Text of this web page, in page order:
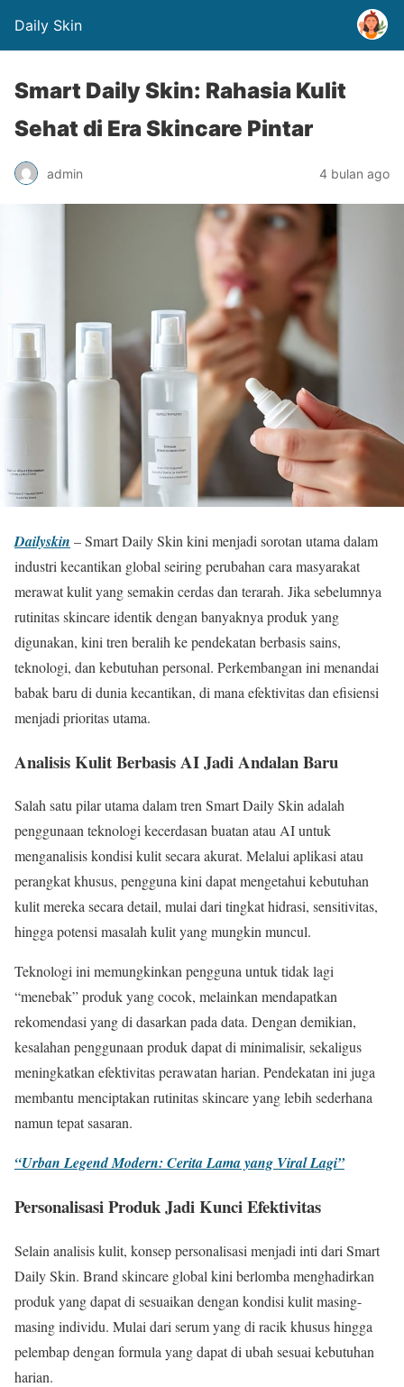
Daily Skin
Smart Daily Skin: Rahasia Kulit
Sehat di Era Skincare Pintar
admin 4 bulan ago
Dailyskin – Smart Daily Skin kini menjadi sorotan utama dalam
industri kecantikan global seiring perubahan cara masyarakat
merawat kulit yang semakin cerdas dan terarah. Jika sebelumnya
rutinitas skincare identik dengan banyaknya produk yang
digunakan, kini tren beralih ke pendekatan berbasis sains,
teknologi, dan kebutuhan personal. Perkembangan ini menandai
babak baru di dunia kecantikan, di mana efektivitas dan efisiensi
menjadi prioritas utama.
Analisis Kulit Berbasis AI Jadi Andalan Baru
Salah satu pilar utama dalam tren Smart Daily Skin adalah
penggunaan teknologi kecerdasan buatan atau AI untuk
menganalisis kondisi kulit secara akurat. Melalui aplikasi atau
perangkat khusus, pengguna kini dapat mengetahui kebutuhan
kulit mereka secara detail, mulai dari tingkat hidrasi, sensitivitas,
hingga potensi masalah kulit yang mungkin muncul.
Teknologi ini memungkinkan pengguna untuk tidak lagi
“menebak” produk yang cocok, melainkan mendapatkan
rekomendasi yang di dasarkan pada data. Dengan demikian,
kesalahan penggunaan produk dapat di minimalisir, sekaligus
meningkatkan efektivitas perawatan harian. Pendekatan ini juga
membantu menciptakan rutinitas skincare yang lebih sederhana
namun tepat sasaran.
“Urban Legend Modern: Cerita Lama yang Viral Lagi”
Personalisasi Produk Jadi Kunci Efektivitas
Selain analisis kulit, konsep personalisasi menjadi inti dari Smart
Daily Skin. Brand skincare global kini berlomba menghadirkan
produk yang dapat di sesuaikan dengan kondisi kulit masing-
masing individu. Mulai dari serum yang di racik khusus hingga
pelembap dengan formula yang dapat di ubah sesuai kebutuhan
harian.